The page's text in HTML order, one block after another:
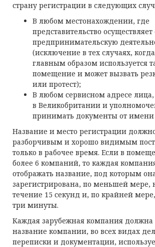
страну регистрации в следующих
В любом местонахождении, где
представительство осуществляет
предпринимательскую
(исключение в тех случаях,
главным образом используется
помещение и может вызвать
или протест);
В любом сервисном адресе
в Великобритании и
принимать документы от
Название и место регистрации
разборчивым и хорошо видимым
только в рабочее время. Если в
более 6 компаний, то каждая
отображать название, под которым
зарегистрирована, по меньшей мере,
течение 15 секунд и, по крайней
три минуты.
Каждая зарубежная компания должна
название компании, во всех видах
переписки и документации,